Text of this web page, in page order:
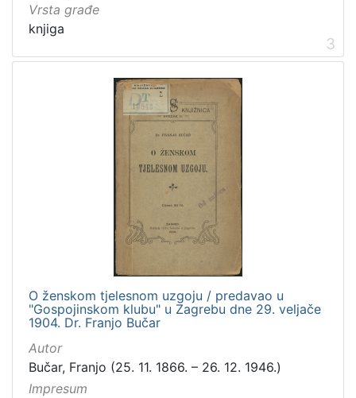
Vrsta građe
knjiga
3
O ženskom tjelesnom uzgoju / predavao u
"Gospojinskom klubu" u Zagrebu dne 29. veljače
1904. Dr. Franjo Bučar
Autor
Bučar, Franjo (25. 11. 1866. – 26. 12. 1946.)
Impresum